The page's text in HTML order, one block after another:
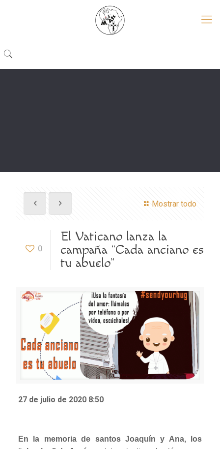
Mostrar todo
0
El Vaticano lanza la
campaña “Cada anciano es
tu abuelo”
27 de julio de 2020 8:50
En la memoria de santos Joaquín y Ana, los